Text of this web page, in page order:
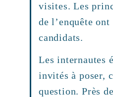
visites. Les
de l’enquête
candidats.
Les internautes
invités à poser,
question. Près